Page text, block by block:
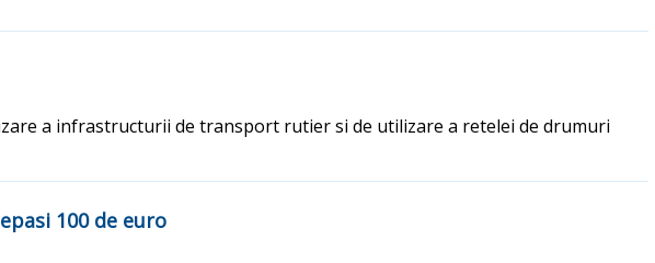
a infrastructurii de transport rutier si de utilizare a retelei de drumuri
100 de euro